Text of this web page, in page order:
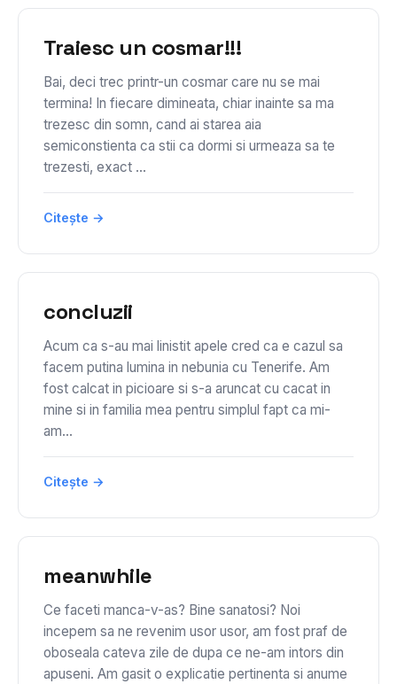
Traiesc un cosmar!!!
Bai, deci trec printr-un cosmar care nu se mai
termina! In fiecare dimineata, chiar inainte sa ma
trezesc din somn, cand ai starea aia
semiconstienta ca stii ca dormi si urmeaza sa te
trezesti, exact ...
Citește →
concluzii
Acum ca s-au mai linistit apele cred ca e cazul sa
facem putina lumina in nebunia cu Tenerife. Am
fost calcat in picioare si s-a aruncat cu cacat in
mine si in familia mea pentru simplul fapt ca mi-
am...
Citește →
meanwhile
Ce faceti manca-v-as? Bine sanatosi? Noi
incepem sa ne revenim usor usor, am fost praf de
oboseala cateva zile de dupa ce ne-am intors din
apuseni. Am gasit o explicatie pertinenta si anume